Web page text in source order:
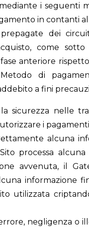
i seguenti
in contanti
dei
come
anteriore
di
a fini
sicurezza nelle
i
alcuna
processa
avvenuta, il
informazione
utilizzata
negligenza o